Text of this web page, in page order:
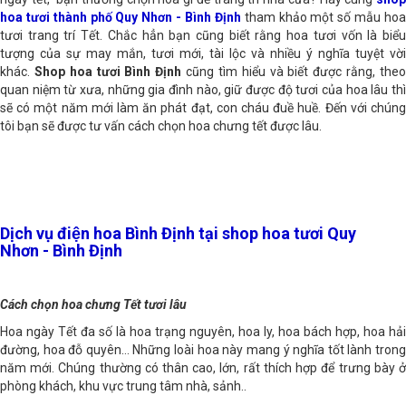
ngày tết, bạn thường chọn hoa gì để trang trí nhà cửa? Hãy cùng
shop
hoa tươi thành phố Quy Nhơn - Bình Địnhtham khảo một số mẫu hoa
tươi trang trí Tết. Chắc hẳn bạn cũng biết rằng hoa tươi vốn là biểu
tượng của sự may mắn, tươi mới, tài lộc và nhiều ý nghĩa tuyệt vời
Shop hoa tươi Bình Định cũng tìm hiểu và biết được rằng, theo
quan niệm từ xưa, những gia đình nào, giữ được độ tươi của hoa lâu thì
sẽ có một năm mới làm ăn phát đạt, con cháu đuề huề. Đến với chúng
tôi bạn sẽ được tư vấn cách chọn hoa chưng tết được lâu.
Dịch vụ điện hoa Bình Định tại shop hoa tươi Quy
Nhơn - Bình Định
Cách chọn hoa chưng Tết tươi lâu
Hoa ngày Tết đa số là hoa trạng nguyên, hoa ly, hoa bách hợp, hoa hải
đường, hoa đỗ quyên… Những loài hoa này mang ý nghĩa tốt lành trong
năm mới. Chúng thường có thân cao, lớn, rất thích hợp để trưng bày ở
phòng khách, khu vực trung tâm nhà, sảnh..